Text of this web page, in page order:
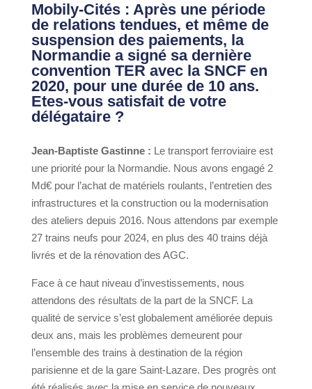
Mobily-Cités : Après une période
de relations tendues, et même de
suspension des paiements, la
Normandie a signé sa dernière
convention TER avec la SNCF en
2020, pour une durée de 10 ans.
Etes-vous satisfait de votre
délégataire ?
Jean-Baptiste Gastinne : Le transport ferroviaire est
une priorité pour la Normandie. Nous avons engagé 2
Md€ pour l’achat de matériels roulants, l’entretien des
infrastructures et la construction ou la modernisation
des ateliers depuis 2016. Nous attendons par exemple
27 trains neufs pour 2024, en plus des 40 trains déjà
livrés et de la rénovation des AGC.
Face à ce haut niveau d’investissements, nous
attendons des résultats de la part de la SNCF. La
qualité de service s’est globalement améliorée depuis
deux ans, mais les problèmes demeurent pour
l’ensemble des trains à destination de la région
parisienne et de la gare Saint-Lazare. Des progrès ont